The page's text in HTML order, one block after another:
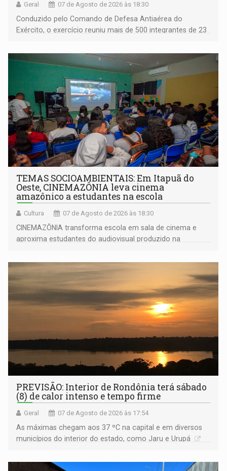
Geral 07 de Agosto de 2026 às 18:30
Conduzido pelo Comando de Defesa Antiaérea do
Exército, o exercício reuniu mais de 500 integrantes de 23
TEMAS SOCIOAMBIENTAIS: Em Itapuã do
Oeste, CINEMAZÔNIA leva cinema
amazônico a estudantes na escola
Cultura 07 de Agosto de 2026 às 18:30
CINEMAZÔNIA transforma escola em sala de cinema e
aproxima estudantes do audiovisual produzido na
PREVISÃO: Interior de Rondônia terá sábado
(8) de calor intenso e tempo firme
Geral 07 de Agosto de 2026 às 17:54
As máximas chegam aos 37 ºC na capital e em diversos
municípios do interior do estado, como Jaru e Urupá